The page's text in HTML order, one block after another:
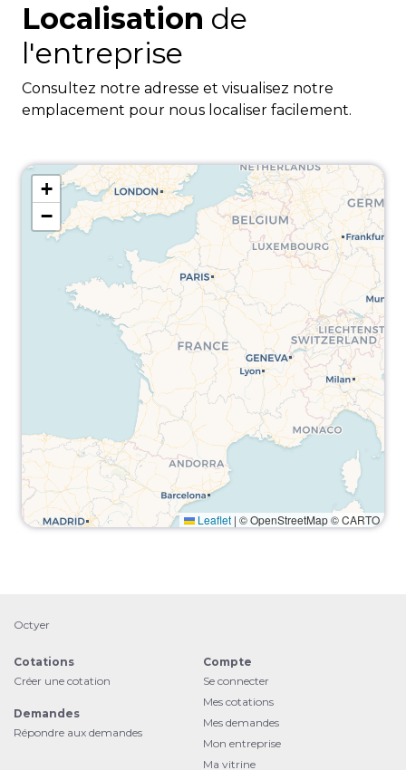
Localisation de
l'entreprise
Consultez notre adresse et visualisez notre
emplacement pour nous localiser facilement.
+
−
Leaflet | © OpenStreetMap © CARTO
Octyer
Cotations
Créer une cotation
Demandes
Répondre aux demandes
Compte
Se connecter
Mes cotations
Mes demandes
Mon entreprise
Ma vitrine